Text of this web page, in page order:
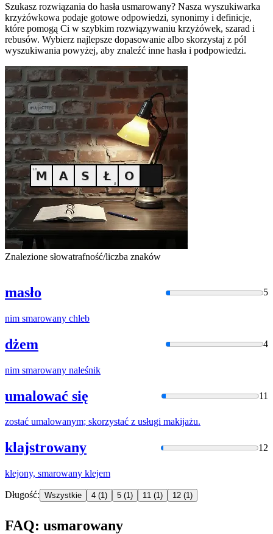
Szukasz rozwiązania do hasła usmarowany? Nasza wyszukiwarka
krzyżówkowa podaje gotowe odpowiedzi, synonimy i definicje,
które pomogą Ci w szybkim rozwiązywaniu krzyżówek, szarad i
rebusów. Wybierz najlepsze dopasowanie albo skorzystaj z pól
wyszukiwania powyżej, aby znaleźć inne hasła i podpowiedzi.
Znalezione słowatrafność/liczba znaków
masło 5
nim smarowany chleb
dżem 4
nim smarowany naleśnik
umalować się 11
zostać umalowanym; skorzystać z usługi makijażu.
klajstrowany 12
klejony, smarowany klejem
Długość: Wszystkie 4 (1) 5 (1) 11 (1) 12 (1)
FAQ: usmarowany